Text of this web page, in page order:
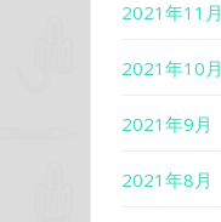
2021年11月
2021年10月
2021年9月
2021年8月